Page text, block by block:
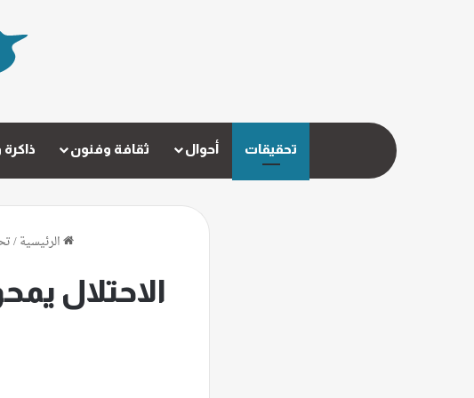
تحقيقات أحوال ثقافة وفنون
الرئيسية/
الاحتلال